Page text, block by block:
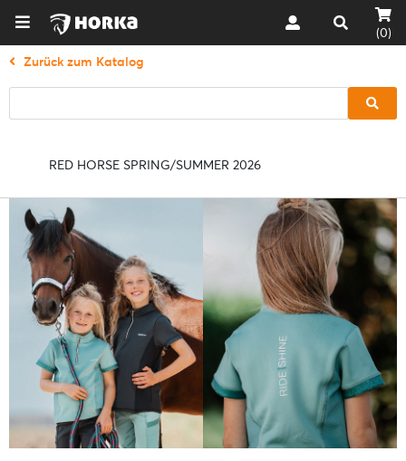
(0)
Zurück zum Katalog
RED HORSE SPRING/SUMMER 2026